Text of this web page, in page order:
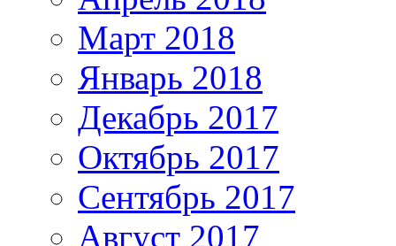
Март 2018
Январь 2018
Декабрь 2017
Октябрь 2017
Сентябрь 2017
Август 2017